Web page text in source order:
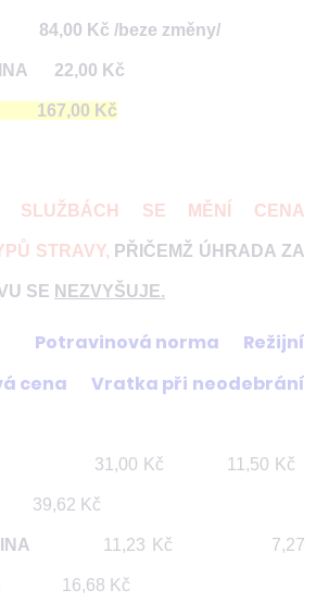
Kč /beze změny/
22,00 Kč
Kč
SLUŽBÁCH SE MĚNÍ CENA
STRAVY, PŘIČEMŽ ÚHRADA ZA
SE NEZVYŠUJE.
norma Režijní
cena Vratka při neodebrání
31,00 Kč 11,50 Kč
39,62 Kč
11,23 Kč 7,27
16,68 Kč